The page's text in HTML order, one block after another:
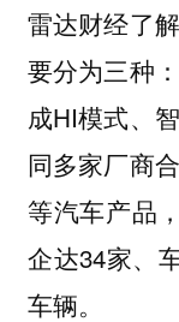
雷达财经了
要分为三种
成HI模式、
同多家厂商
等汽车产品
企达34家、
车辆。